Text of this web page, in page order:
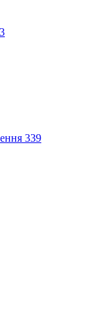
339